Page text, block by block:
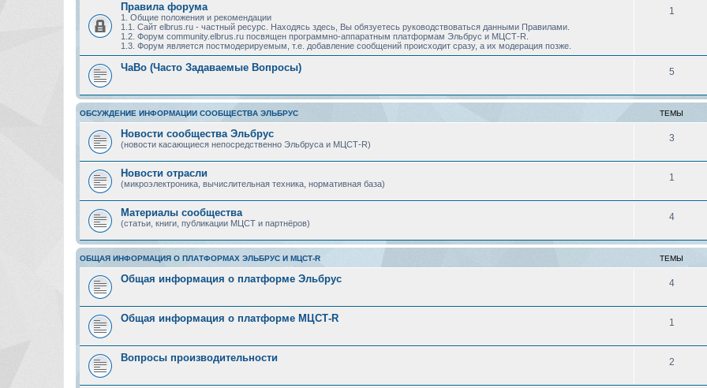
Правила форума
1. Общие положения и рекомендации
1.1. Сайт elbrus.ru - частный ресурс. Находясь здесь, Вы обязуетесь руководствоваться данными Правилами.
1.2. Форум community.elbrus.ru посвящен программно-аппаратным платформам Эльбрус и МЦСТ-R.
1.3. Форум является постмодерируемым, т.е. добавление сообщений происходит сразу, а их модерация позже.
1
ЧаВо (Часто Задаваемые Вопросы) 5
ОБСУЖДЕНИЕ ИНФОРМАЦИИ СООБЩЕСТВА ЭЛЬБРУС ТЕМЫ
Новости сообщества Эльбрус
(новости касающиеся непосредственно Эльбруса и МЦСТ-R)
3
Новости отрасли
(микроэлектроника, вычислительная техника, нормативная база)
1
Материалы сообщества
(статьи, книги, публикации МЦСТ и партнёров)
4
ОБЩАЯ ИНФОРМАЦИЯ О ПЛАТФОРМАХ ЭЛЬБРУС И МЦСТ-R ТЕМЫ
Общая информация о платформе Эльбрус 4
Общая информация о платформе МЦСТ-R 1
Вопросы производительности 2